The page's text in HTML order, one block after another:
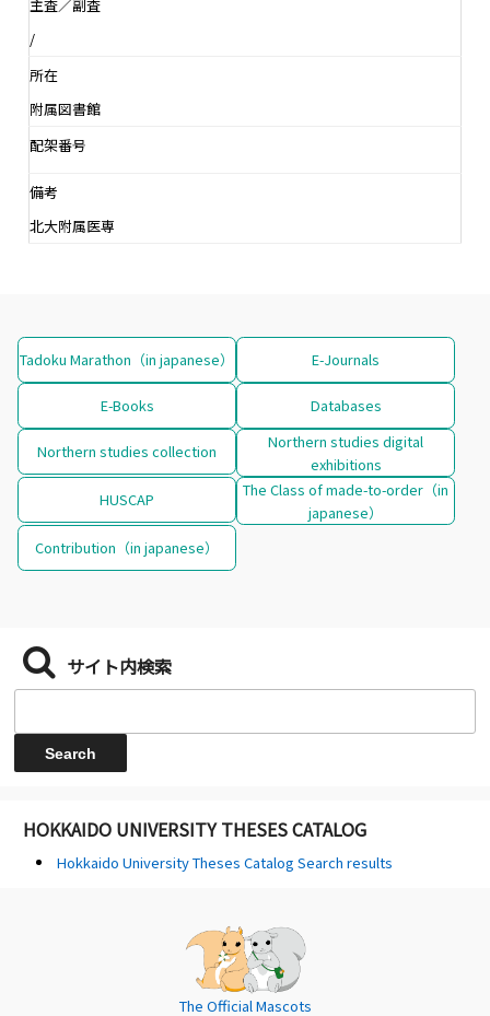
主査／副査
/
所在
附属図書館
配架番号
備考
北大附属医専
Tadoku Marathon（in japanese） E-Journals
E-Books Databases
Northern studies collection
Northern studies digital
exhibitions
HUSCAP
The Class of made-to-order（in
japanese）
Contribution（in japanese）
サイト内検索
HOKKAIDO UNIVERSITY THESES CATALOG
Hokkaido University Theses Catalog Search results
The Official Mascots